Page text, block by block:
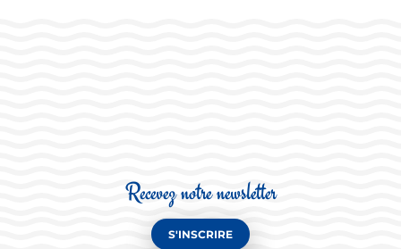
Recevez notre newsletter
S'INSCRIRE